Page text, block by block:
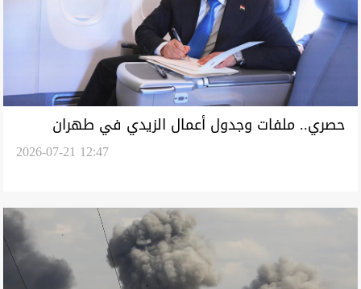
حصري.. ملفات وجدول أعمال الزيدي في طهران
2026-07-21 12:47